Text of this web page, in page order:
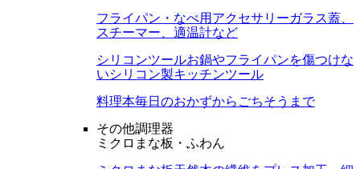
フライパン・なべ用アクセサリーガラス蓋、
スチーマー、適温計など
シリコンツールお鍋やフライパンを傷つけな
いシリコン製キッチンツール
料理本毎日のおかずからごちそうまで
その他調理器
ミクロまな板・ふわん